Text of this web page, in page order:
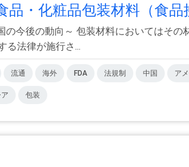
品・化粧品包装材料（食
の今後の動向～ 包装材料においてはそ
る法律が施行さ...
流通 海外 FDA 法規制 中国 ア
包装